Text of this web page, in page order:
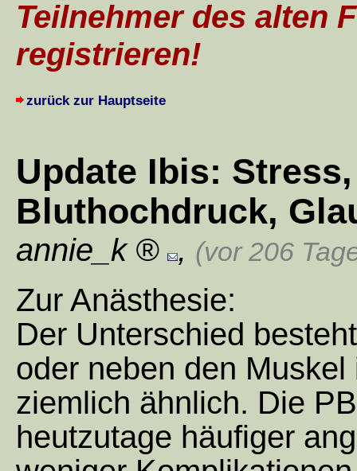
Teilnehmer des alten
registrieren!
zurück zur Hauptseite
Update Ibis:
Bluthochdruck,
annie_k , (vor 206
Zur Anästhesie:
Der Unterschied
oder neben den
ziemlich ähnlich. Die
heutzutage häufiger